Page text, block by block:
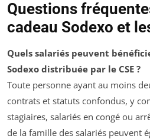
Questions
cadeau Sodexo et
Quels salariés peuvent
Sodexo distribuée par le CSE ?
Toute personne ayant au moins
contrats et statuts confondus, y
stagiaires, salariés en congé ou
de la famille des salariés peuvent